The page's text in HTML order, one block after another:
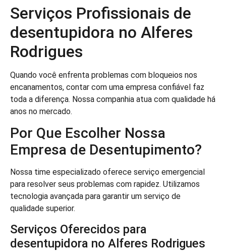
Serviços Profissionais de
desentupidora no Alferes
Rodrigues
Quando você enfrenta problemas com bloqueios nos
encanamentos, contar com uma empresa confiável faz
toda a diferença. Nossa companhia atua com qualidade há
anos no mercado.
Por Que Escolher Nossa
Empresa de Desentupimento?
Nossa time especializado oferece serviço emergencial
para resolver seus problemas com rapidez. Utilizamos
tecnologia avançada para garantir um serviço de
qualidade superior.
Serviços Oferecidos para
desentupidora no Alferes Rodrigues